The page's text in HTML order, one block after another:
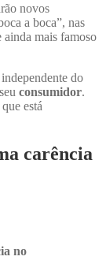
novos
a boca”, nas
ainda mais famoso
independente do
consumidor.
está
carência
no